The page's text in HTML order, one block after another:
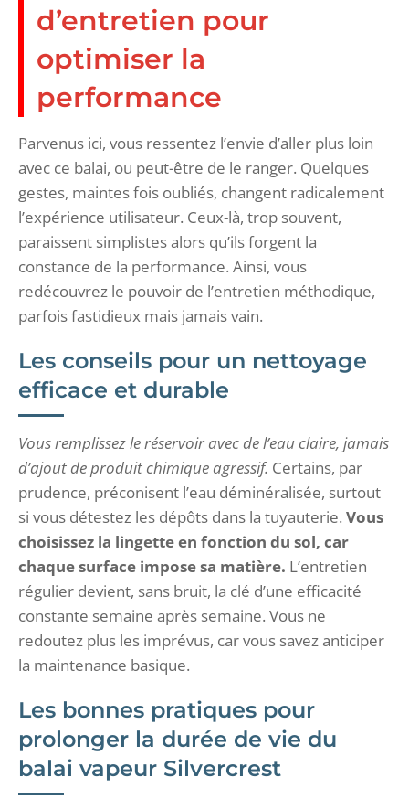
d’entretien pour
optimiser la
performance
Parvenus ici, vous ressentez l’envie d’aller plus loin
avec ce balai, ou peut-être de le ranger. Quelques
gestes, maintes fois oubliés, changent radicalement
l’expérience utilisateur. Ceux-là, trop souvent,
paraissent simplistes alors qu’ils forgent la
constance de la performance. Ainsi, vous
redécouvrez le pouvoir de l’entretien méthodique,
parfois fastidieux mais jamais vain.
Les conseils pour un nettoyage
efficace et durable
Vous remplissez le réservoir avec de l’eau claire, jamais
d’ajout de produit chimique agressif. Certains, par
prudence, préconisent l’eau déminéralisée, surtout
si vous détestez les dépôts dans la tuyauterie. Vous
choisissez la lingette en fonction du sol, car
chaque surface impose sa matière. L’entretien
régulier devient, sans bruit, la clé d’une efficacité
constante semaine après semaine. Vous ne
redoutez plus les imprévus, car vous savez anticiper
la maintenance basique.
Les bonnes pratiques pour
prolonger la durée de vie du
balai vapeur Silvercrest